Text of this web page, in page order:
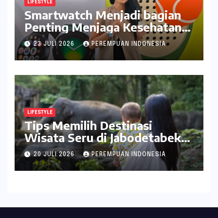
LIFESTYLE
Smartwatch Menjadi bagian
Penting Menjaga Kesehatan
Bagi Perempuan
23 JULI 2026 PEREMPUAN INDONESIA
LIFESTYLE
Tips Memilih Destinasi
Wisata Seru di Jabodetabek
ala inDrive
20 JULI 2026 PEREMPUAN INDONESIA